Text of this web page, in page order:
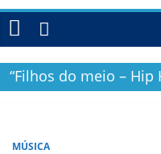
“Filhos do meio – Hip
MÚSICA